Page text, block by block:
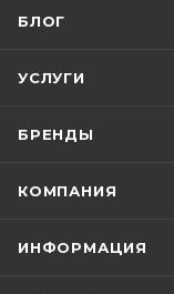
БЛОГ
УСЛУГИ
БРЕНДЫ
КОМПАНИЯ
ИНФОРМАЦИЯ